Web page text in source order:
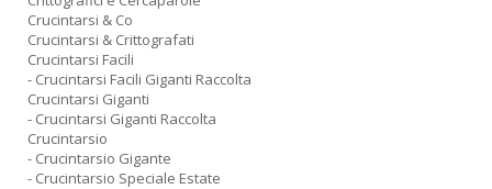
Crucintarsi & Co
Crucintarsi & Crittografati
Crucintarsi Facili
- Crucintarsi Facili Giganti Raccolta
Crucintarsi Giganti
- Crucintarsi Giganti Raccolta
Crucintarsio
- Crucintarsio Gigante
- Crucintarsio Speciale Estate